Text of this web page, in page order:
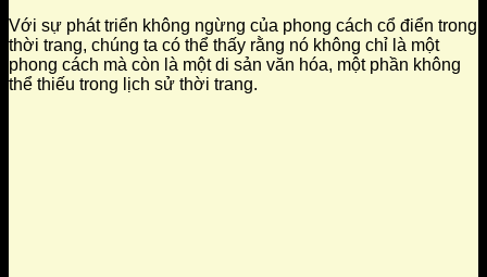
Với sự phát triển không ngừng của phong cách cổ điển trong
thời trang, chúng ta có thể thấy rằng nó không chỉ là một
phong cách mà còn là một di sản văn hóa, một phần không
thể thiếu trong lịch sử thời trang.